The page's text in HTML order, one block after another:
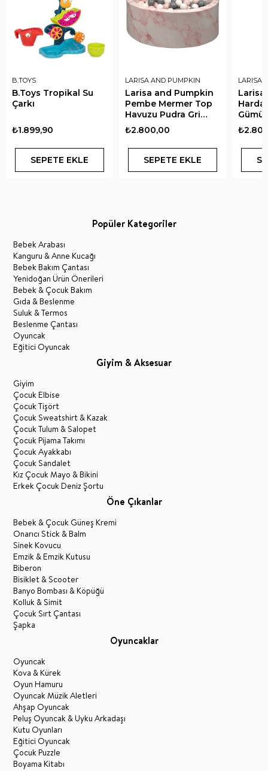
B.TOYS
B.Toys Tropikal Su
Çarkı
₺1.899,90
SEPETE EKLE
LARISA AND PUMPKIN
Larisa and Pumpkin
Pembe Mermer Top
Havuzu Pudra Gri
Beyaz Top
₺2.800,00
SEPETE EKLE
LARISA
Top
Popüler Kategoriler
Bebek Arabası
Kanguru & Anne Kucağı
Bebek Bakım Çantası
Yenidoğan Ürün Önerileri
Bebek & Çocuk Bakım
Gıda & Beslenme
Suluk & Termos
Beslenme Çantası
Oyuncak
Eğitici Oyuncak
Giyim & Aksesuar
Giyim
Çocuk Elbise
Çocuk Tişört
Çocuk Sweatshirt & Kazak
Çocuk Tulum & Salopet
Çocuk Pijama Takımı
Çocuk Ayakkabı
Çocuk Sandalet
Kız Çocuk Mayo & Bikini
Erkek Çocuk Deniz Şortu
Öne Çıkanlar
Bebek & Çocuk Güneş Kremi
Onarıcı Stick & Balm
Sinek Kovucu
Emzik & Emzik Kutusu
Biberon
Bisiklet & Scooter
Banyo Bombası & Köpüğü
Kolluk & Simit
Çocuk Sırt Çantası
Şapka
Oyuncaklar
Oyuncak
Kova & Kürek
Oyun Hamuru
Oyuncak Müzik Aletleri
Ahşap Oyuncak
Peluş Oyuncak & Uyku Arkadaşı
Kutu Oyunları
Eğitici Oyuncak
Çocuk Puzzle
Boyama Kitabı